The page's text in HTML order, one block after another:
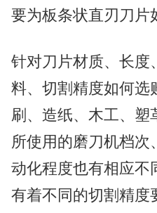
要为板条状直刃刀片
针对刀片材质、长度
料、切割精度如何选
刷、造纸、木工、塑
所使用的磨刀机档次
动化程度也有相应不
有着不同的切割精度